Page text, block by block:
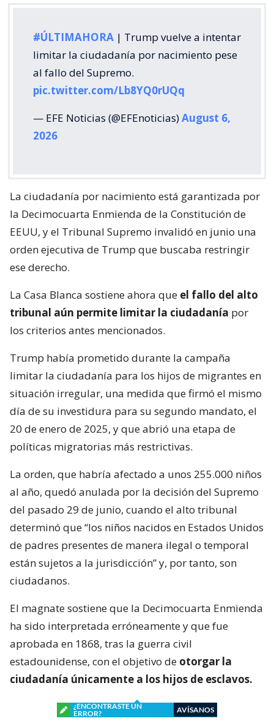
#ÚLTIMAHORA | Trump vuelve a intentar
limitar la ciudadanía por nacimiento pese
al fallo del Supremo.
pic.twitter.com/Lb8YQ0rUQq
— EFE Noticias (@EFEnoticias)August 6,
2026
La ciudadanía por nacimiento está garantizada por
la Decimocuarta Enmienda de la Constitución de
EEUU, y el Tribunal Supremo invalidó en junio una
orden ejecutiva de Trump que buscaba restringir
ese derecho.
La Casa Blanca sostiene ahora que el fallo del alto
tribunal aún permite limitar la ciudadanía por
los criterios antes mencionados.
Trump había prometido durante la campaña
limitar la ciudadanía para los hijos de migrantes en
situación irregular, una medida que firmó el mismo
día de su investidura para su segundo mandato, el
20 de enero de 2025, y que abrió una etapa de
políticas migratorias más restrictivas.
La orden, que habría afectado a unos 255.000 niños
al año, quedó anulada por la decisión del Supremo
del pasado 29 de junio, cuando el alto tribunal
determinó que “los niños nacidos en Estados Unidos
de padres presentes de manera ilegal o temporal
están sujetos a la jurisdicción” y, por tanto, son
ciudadanos.
El magnate sostiene que la Decimocuarta Enmienda
ha sido interpretada erróneamente y que fue
aprobada en 1868, tras la guerra civil
estadounidense, con el objetivo de otorgar la
ciudadanía únicamente a los hijos de esclavos.
¿ENCONTRASTE UN
ERROR?
AVÍSANOS